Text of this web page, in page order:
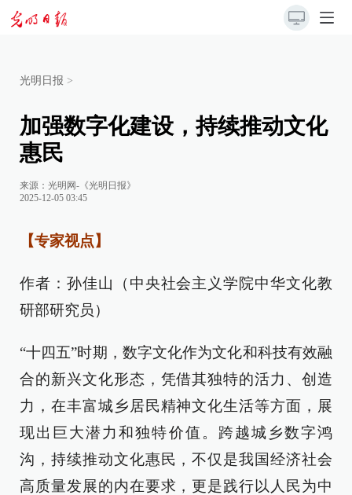
光明日报 >
加强数字化建设，持续推动文化
惠民
来源： 光明网-《光明日报》
2025-12-05 03:45
【专家视点】
作者：孙佳山（中央社会主义学院中华文化教
研部研究员）
“十四五”时期，数字文化作为文化和科技有效融
合的新兴文化形态，凭借其独特的活力、创造
力，在丰富城乡居民精神文化生活等方面，展
现出巨大潜力和独特价值。跨越城乡数字鸿
沟，持续推动文化惠民，不仅是我国经济社会
高质量发展的内在要求，更是践行以人民为中